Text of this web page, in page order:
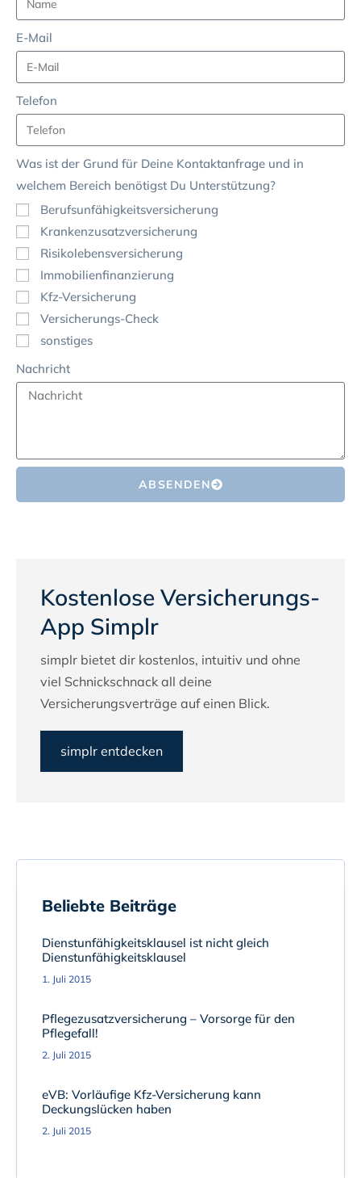
E-Mail
Telefon
Was ist der Grund für Deine Kontaktanfrage und in
welchem Bereich benötigst Du Unterstützung?
Berufsunfähigkeitsversicherung
Krankenzusatzversicherung
Risikolebensversicherung
Immobilienfinanzierung
Kfz-Versicherung
Versicherungs-Check
sonstiges
Nachricht
ABSENDEN
Kostenlose Versicherungs-
App Simplr
simplr bietet dir kostenlos, intuitiv und ohne
viel Schnickschnack all deine
Versicherungsverträge auf einen Blick.
simplr entdecken
Beliebte Beiträge
Dienstunfähigkeitsklausel ist nicht gleich
Dienstunfähigkeitsklausel
1. Juli 2015
Pflegezusatzversicherung – Vorsorge für den
Pflegefall!
2. Juli 2015
eVB: Vorläufige Kfz-Versicherung kann
Deckungslücken haben
2. Juli 2015